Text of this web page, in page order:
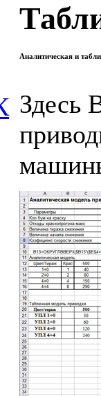
Аналитическая и
Здесь